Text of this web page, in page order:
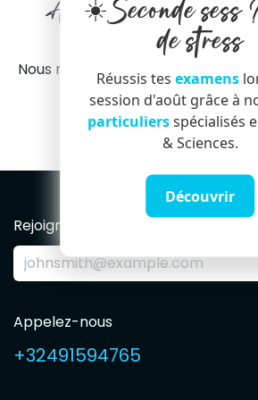
Aucun événement n'est
l'instant
Nous n'avons trouvé aucun
l'instant.
Rejoignez notre Newsletter
Appelez-nous
+32491594765
☀️Seconde sess
de stress
Réussis tes examens
session d'août grâce à
particuliersspécialisés
& Sciences.
Découvrir